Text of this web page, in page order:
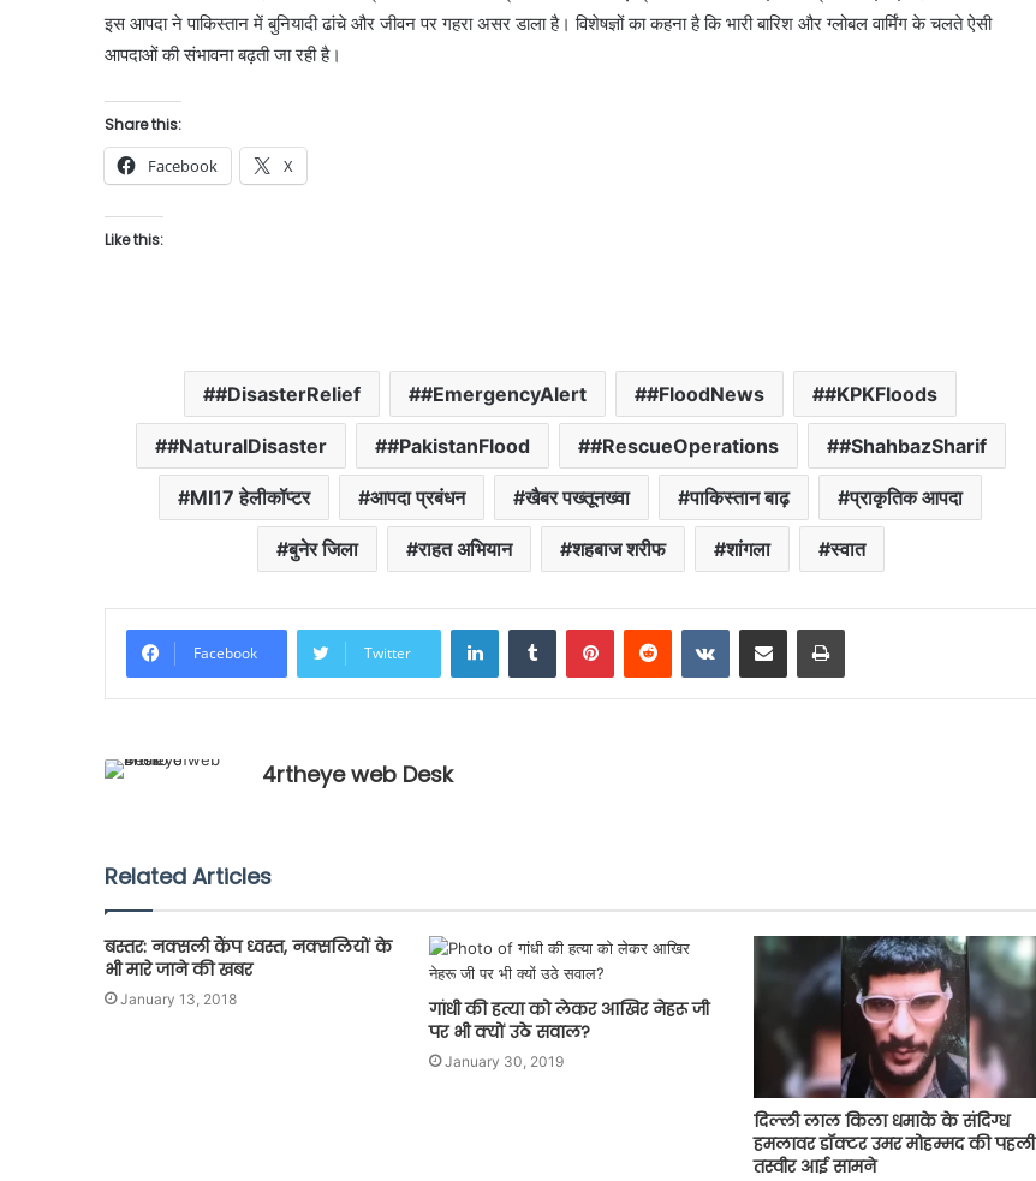
इस आपदा ने पाकिस्तान में बुनियादी ढांचे और जीवन पर गहरा असर डाला है। विशेषज्ञों का कहना है कि भारी बारिश और ग्लोबल वार्मिंग के चलते ऐसी
आपदाओं की संभावना बढ़ती जा रही है।
Share this:
Facebook X
Like this:
#DisasterRelief #EmergencyAlert #FloodNews #KPKFloods
#NaturalDisaster #PakistanFlood #RescueOperations #ShahbazSharif
MI17 हेलीकॉप्टर आपदा प्रबंधन खैबर पख्तूनख्वा पाकिस्तान बाढ़ प्राकृतिक आपदा
बुनेर जिला राहत अभियान शहबाज शरीफ शांगला स्वात
Facebook Twitter
LinkedInTumblr PinterestReddit VKontakteShare via Email Print
4rtheye web Desk
Related Articles
बस्तर: नक्सली कैंप ध्वस्त, नक्सलियों के
भी मारे जाने की खबर
January 13, 2018
गांधी की हत्या को लेकर आखिर नेहरू जी
पर भी क्यों उठे सवाल?
January 30, 2019
दिल्ली लाल किला धमाके के संदिग्ध
हमलावर डॉक्टर उमर मोहम्मद की पहली
तस्वीर आई सामने